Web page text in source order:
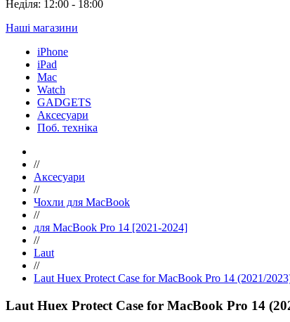
Неділя: 12:00 - 18:00
Наші магазини
iPhone
iPad
Mac
Watch
GADGETS
Аксесуари
Поб. техніка
//
Аксесуари
//
Чохли для MacBook
//
для MacBook Pro 14 [2021-2024]
//
Laut
//
Laut Huex Protect Case for MacBook Pro 14 (2021/
Laut Huex Protect Case for MacBook Pro 14